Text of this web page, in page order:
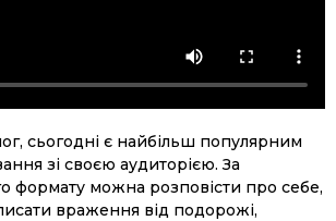
сьогодні є найбільш популярним
зі своєю аудиторією. За
формату можна розповісти про себе,
враження від подорожі,